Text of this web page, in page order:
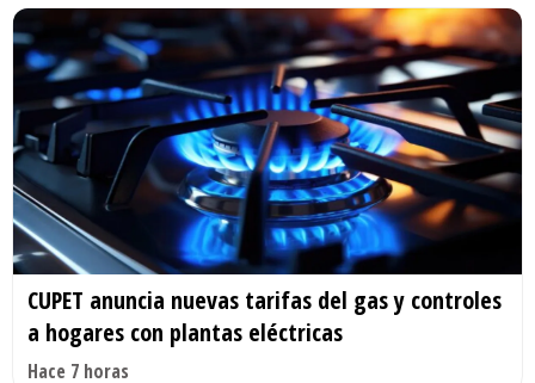
CUPET anuncia nuevas tarifas del gas y controles
a hogares con plantas eléctricas
Hace 7 horas